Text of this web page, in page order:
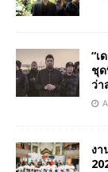
“เ
ชุด
ว่า
ง